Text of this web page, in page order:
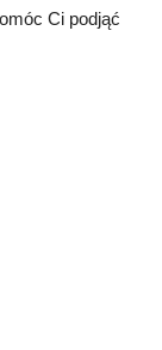
Ci podjąć